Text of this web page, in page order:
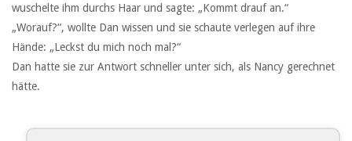
wuschelte ihm durchs Haar und sagte: „Kommt drauf an.“
„Worauf?“, wollte Dan wissen und sie schaute verlegen auf ihre
Hände: „Leckst du mich noch mal?“
Dan hatte sie zur Antwort schneller unter sich, als Nancy gerechnet
hätte.